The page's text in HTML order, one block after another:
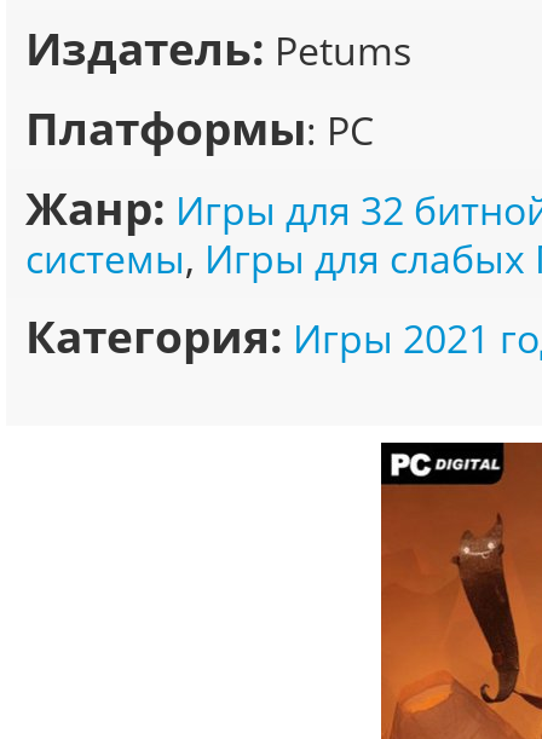
Издатель: Petums
Платформы: PC
Жанр: Игры для 32
системы, Игры для слабых
Категория: Игры 2021